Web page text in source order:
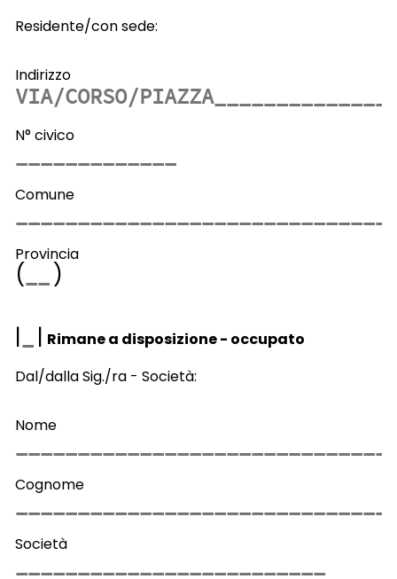
Residente/con sede:
Indirizzo
N° civico
Comune
Provincia
( )
| | Rimane a disposizione - occupato
Dal/dalla Sig./ra - Società:
Nome
Cognome
Società